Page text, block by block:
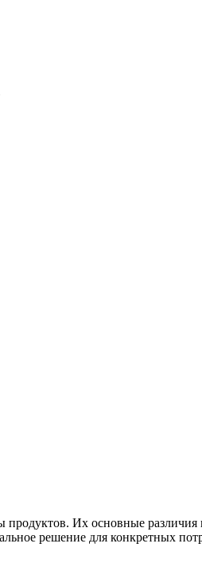
Их основные различия
решение для конкретных